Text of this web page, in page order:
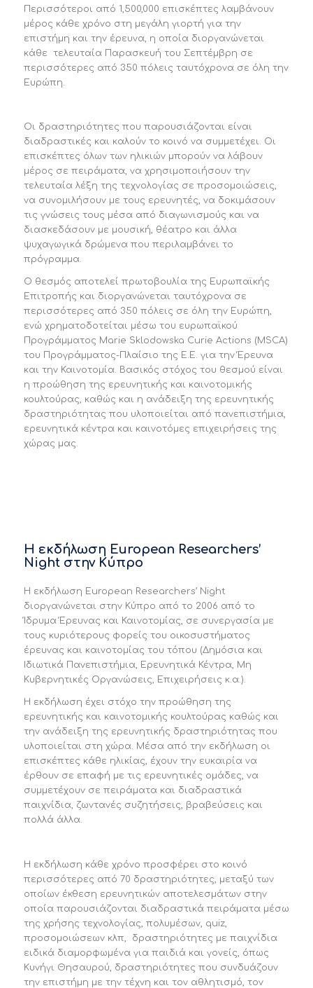
Περισσότεροι από 1,500,000 επισκέπτες λαμβάνουν
μέρος κάθε χρόνο στη μεγάλη γιορτή για την
επιστήμη και την έρευνα, η οποία διοργανώνεται
κάθε τελευταία Παρασκευή του Σεπτέμβρη σε
περισσότερες από 350 πόλεις ταυτόχρονα σε όλη την
Ευρώπη.
Οι δραστηριότητες που παρουσιάζονται είναι
διαδραστικές και καλούν το κοινό να συμμετέχει. Οι
επισκέπτες όλων των ηλικιών μπορούν να λάβουν
μέρος σε πειράματα, να χρησιμοποιήσουν την
τελευταία λέξη της τεχνολογίας σε προσομοιώσεις,
να συνομιλήσουν με τους ερευνητές, να δοκιμάσουν
τις γνώσεις τους μέσα από διαγωνισμούς και να
διασκεδάσουν με μουσική, θέατρο και άλλα
ψυχαγωγικά δρώμενα που περιλαμβάνει το
πρόγραμμα.
Ο θεσμός αποτελεί πρωτοβουλία της Ευρωπαϊκής
Επιτροπής και διοργανώνεται ταυτόχρονα σε
περισσότερες από 350 πόλεις σε όλη την Ευρώπη,
ενώ χρηματοδοτείται μέσω του ευρωπαϊκού
Προγράμματος Marie Sklodowska Curie Αctions (MSCA)
του Προγράμματος-Πλαίσιο της Ε.Ε. για την Έρευνα
και την Καινοτομία. Βασικός στόχος του θεσμού είναι
η προώθηση της ερευνητικής και καινοτομικής
κουλτούρας, καθώς και η ανάδειξη της ερευνητικής
δραστηριότητας που υλοποιείται από πανεπιστήμια,
ερευνητικά κέντρα και καινοτόμες επιχειρήσεις της
χώρας μας.
Η εκδήλωση European Researchers’
Night στην Κύπρο
Η εκδήλωση European Researchers’ Night
διοργανώνεται στην Κύπρο από το 2006 από το
Ίδρυμα Έρευνας και Καινοτομίας, σε συνεργασία με
τους κυριότερους φορείς του οικοσυστήματος
έρευνας και καινοτομίας του τόπου (Δημόσια και
Ιδιωτικά Πανεπιστήμια, Ερευνητικά Κέντρα, Μη
Κυβερνητικές Οργανώσεις, Επιχειρήσεις κ.α.).
Η εκδήλωση έχει στόχο την προώθηση της
ερευνητικής και καινοτομικής κουλτούρας καθώς και
την ανάδειξη της ερευνητικής δραστηριότητας που
υλοποιείται στη χώρα. Μέσα από την εκδήλωση οι
επισκέπτες κάθε ηλικίας, έχουν την ευκαιρία να
έρθουν σε επαφή με τις ερευνητικές ομάδες, να
συμμετέχουν σε πειράματα και διαδραστικά
παιχνίδια, ζωντανές συζητήσεις, βραβεύσεις και
πολλά άλλα.
Η εκδήλωση κάθε χρόνο προσφέρει στο κοινό
περισσότερες από 70 δραστηριότητες, μεταξύ των
οποίων έκθεση ερευνητικών αποτελεσμάτων στην
οποία παρουσιάζονται διαδραστικά πειράματα μέσω
της χρήσης τεχνολογίας, πολυμέσων, quiz,
προσομοιώσεων κλπ, δραστηριότητες με παιχνίδια
ειδικά διαμορφωμένα για παιδιά και γονείς, όπως
Κυνήγι Θησαυρού, δραστηριότητες που συνδυάζουν
την επιστήμη με την τέχνη και τον αθλητισμό, τον